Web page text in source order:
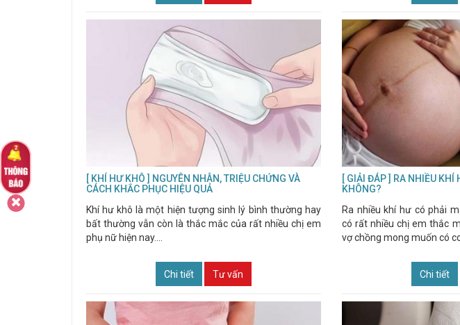
[ KHÍ HƯ KHÔ ] NGUYÊN NHÂN, TRIỆU CHỨNG VÀ
CÁCH KHẮC PHỤC HIỆU QUẢ
Khí hư khô là một hiện tượng sinh lý bình thường hay
bất thường vẫn còn là thắc mắc của rất nhiều chị em
phụ nữ hiện nay....
Chi tiết Tư vấn
[ GIẢI ĐÁP ] RA NHIỀU KHÍ
KHÔNG?
Ra nhiều khí hư có phải
có rất nhiều chị em thắc
vợ chồng mong muốn có
Chi tiết